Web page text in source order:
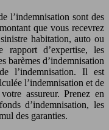
l’indemnisation sont des
que vous recevrez
habitation, auto ou
rapport d’expertise, les
barèmes d’indemnisation
l’indemnisation. Il est
l’indemnisation et de
assureur. Prenez en
d’indemnisation, les
des garanties.